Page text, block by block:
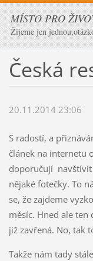
MÍSTO PRO
Žijeme jen
Česká
20.11.2014 23:06
S radostí, a
článek na internetu
doporučují navštívit
nějaké fotečky. To
se, že zajdeme
měsíc. Hned ale ten
již zavřená. No, tak
Takže nám tady